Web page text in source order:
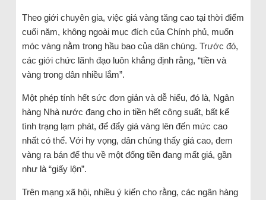
Theo giới chuyên gia, việc giá vàng tăng cao tại thời điểm
cuối năm, không ngoài mục đích của Chính phủ, muốn
móc vàng nằm trong hầu bao của dân chúng. Trước đó,
các giới chức lãnh đạo luôn khẳng định rằng, “tiền và
vàng trong dân nhiều lắm”.
Một phép tính hết sức đơn giản và dễ hiểu, đó là, Ngân
hàng Nhà nước đang cho in tiền hết công suất, bất kể
tình trạng lạm phát, để đẩy giá vàng lên đến mức cao
nhất có thể. Với hy vọng, dân chúng thấy giá cao, đem
vàng ra bán để thu về một đống tiền đang mất giá, gần
như là “giấy lộn”.
Trên mạng xã hội, nhiều ý kiến cho rằng, các ngân hàng